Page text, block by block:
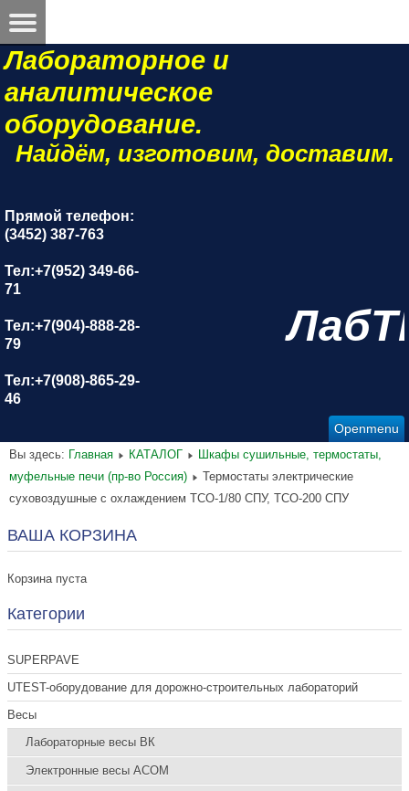
Лабораторное и
аналитическое
оборудование.
Найдём, изготовим, доставим.
Прямой телефон:
(3452) 387-763
Тел:+7(952) 349-66-
71
Тел:+7(904)-888-28-
79
Тел:+7(908)-865-29-
46
Openmenu
Вы здесь: Главная КАТАЛОГ
Шкафы сушильные, термостаты,
муфельные печи (пр-во Россия)
Термостаты электрические
суховоздушные с охлаждением ТСО-1/80 СПУ, ТСО-200 СПУ
ВАША КОРЗИНА
Корзина пуста
Категории
SUPERPAVE
UTEST-оборудование для дорожно-строительных лабораторий
Весы
Лабораторные весы ВК
Электронные весы ACOM